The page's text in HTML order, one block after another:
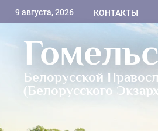
9 августа, 2026 КОНТАКТЫ
Белорусской
(Белорусского